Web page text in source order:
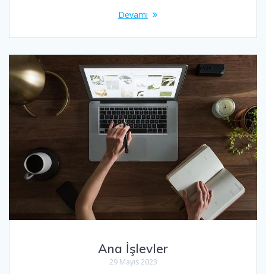
Devamı
Ana İşlevler
29 Mayıs 2023